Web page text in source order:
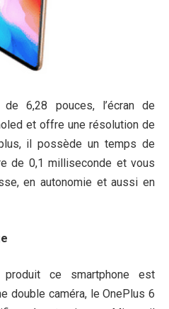
6,28 pouces, l’écran de
et offre une résolution de
il possède un temps de
de 0,1 milliseconde et vous
en autonomie et aussi en
produit ce smartphone est
double caméra, le OnePlus 6